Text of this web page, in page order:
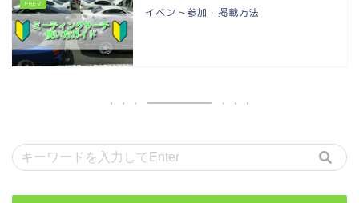
イベント参加・掲載方法